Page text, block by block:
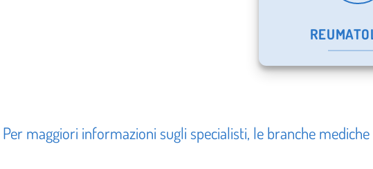
Per maggiori informazioni sugli specialisti, le branche